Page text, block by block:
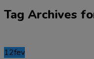
Tag Archives
12fev